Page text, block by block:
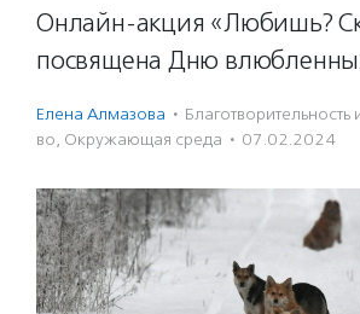
Онлайн-акция «Любишь?
посвящена Дню
Елена Алмазова ·
во, Окружающая среда · 07.02.2024